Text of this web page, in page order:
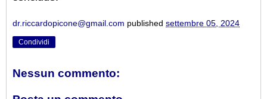
dr.riccardopicone@gmail.com published settembre 05, 2024
Condividi
Nessun commento: